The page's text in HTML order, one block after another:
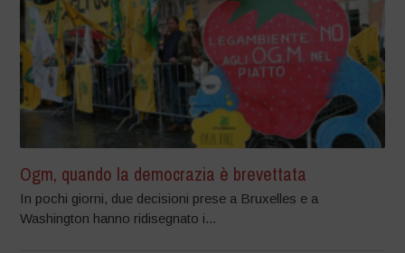
Ogm, quando la democrazia è brevettata
In pochi giorni, due decisioni prese a Bruxelles e a
Washington hanno ridisegnato i...